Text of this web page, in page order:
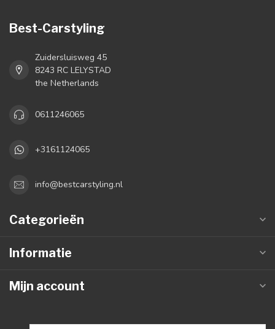
Best-Carstyling
Zuidersluisweg 45
8243 RC LELYSTAD
the Netherlands
0611246065
+3161124065
info@bestcarstyling.nl
Categorieën
Informatie
Mijn account